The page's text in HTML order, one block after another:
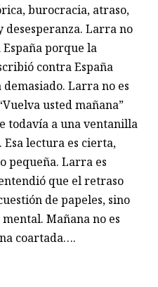
burocracia, atraso,
desesperanza. Larra no
porque la
contra España
Larra no es
usted mañana”
todavía a una ventanilla
lectura es cierta,
pequeña. Larra es
que el retraso
de papeles, sino
Mañana no es
coartada….